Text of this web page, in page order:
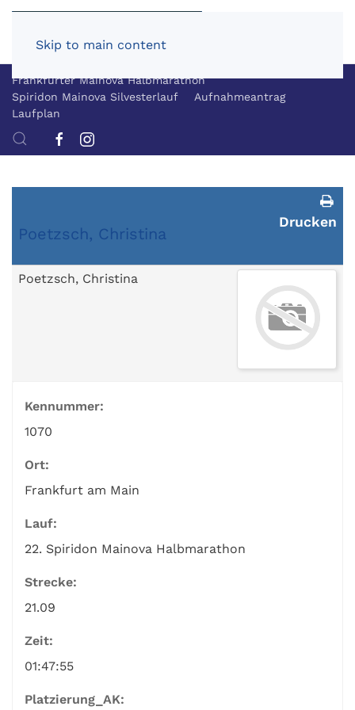
Skip to main content
Frankfurter Mainova Halbmarathon
Spiridon Mainova Silvesterlauf
Aufnahmeantrag
Laufplan
Drucken
Poetzsch, Christina
Poetzsch, Christina
Kennummer:
1070
Ort:
Frankfurt am Main
Lauf:
22. Spiridon Mainova Halbmarathon
Strecke:
21.09
Zeit:
01:47:55
Platzierung_AK: